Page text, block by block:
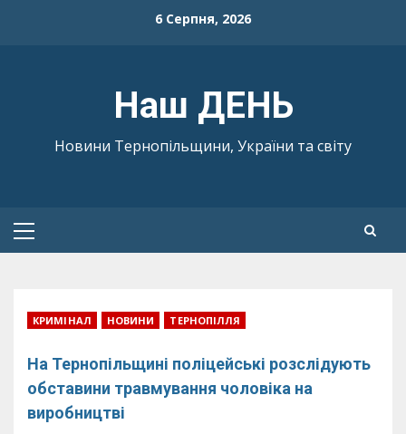
6 Серпня, 2026
Наш ДЕНЬ
Новини Тернопільщини, України та світу
Primary
КРИМІНАЛ НОВИНИ ТЕРНОПІЛЛЯ
На Тернопільщині поліцейські розслідують
обставини травмування чоловіка на
виробництві